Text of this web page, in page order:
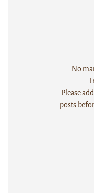
No
Please
posts